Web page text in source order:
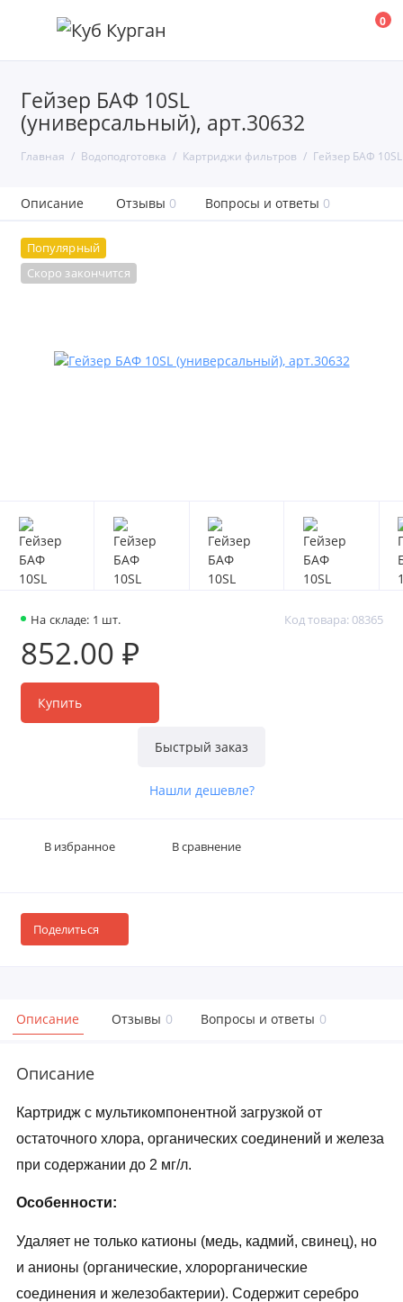
0
Гейзер БАФ 10SL
(универсальный), арт.30632
Главная Водоподготовка Картриджи фильтров Гейзер БАФ
Описание Отзывы 0 Вопросы и ответы 0
Популярный
Скоро закончится
На складе: 1 шт. Код товара: 08365
852.00 ₽
Купить
Быстрый заказ
Нашли дешевле?
В избранное В сравнение
Поделиться
Описание Отзывы 0 Вопросы и ответы 0
Описание
Картридж с мультикомпонентной загрузкой от
остаточного хлора, органических соединений и железа
при содержании до 2 мг/л.
Особенности:
Удаляет не только катионы (медь, кадмий, свинец), но
и анионы (органические, хлорорганические
соединения и железобактерии). Содержит серебро